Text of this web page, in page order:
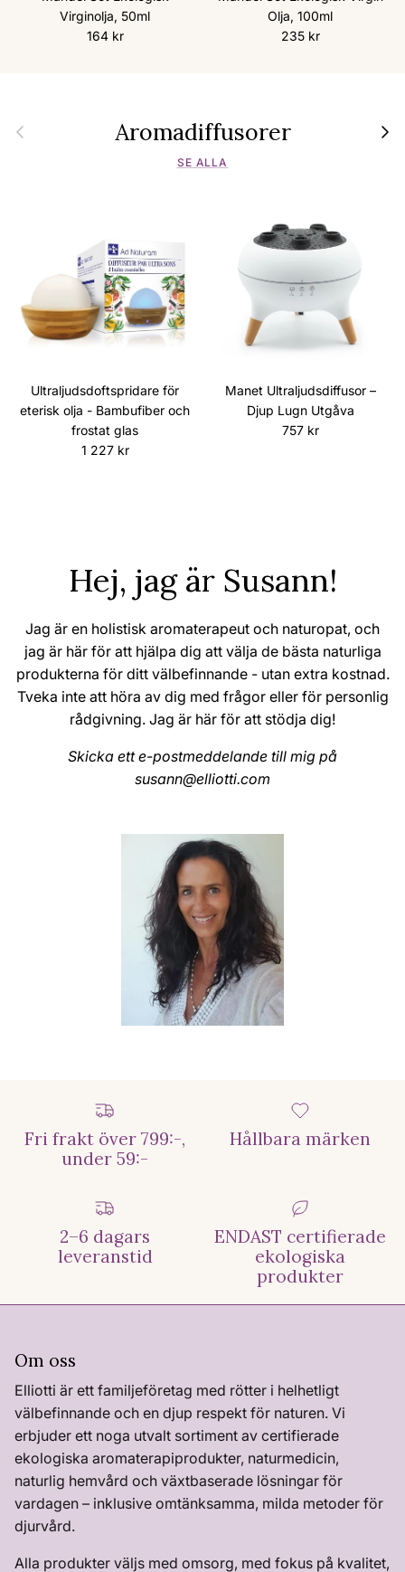
Virginolja, 50ml
Ordinarie pris
164 kr
Olja, 100ml
Ordinarie pris
235 kr
Föregående Aromadiffusorer Nästa
SE ALLA
Ultraljudsdoftspridare för
eterisk olja - Bambufiber och
frostat glas
Ordinarie pris
1 227 kr
Manet Ultraljudsdiffusor –
Djup Lugn Utgåva
Ordinarie pris
757 kr
Hej, jag är Susann!
Jag är en holistisk aromaterapeut och naturopat, och
jag är här för att hjälpa dig att välja de bästa naturliga
produkterna för ditt välbefinnande - utan extra kostnad.
Tveka inte att höra av dig med frågor eller för personlig
rådgivning. Jag är här för att stödja dig!
Skicka ett e-postmeddelande till mig på
susann@elliotti.com
Fri frakt över 799:-,
under 59:-
Hållbara märken
2–6 dagars
leveranstid
ENDAST certifierade
ekologiska
produkter
Om oss
Elliotti är ett familjeföretag med rötter i helhetligt
välbefinnande och en djup respekt för naturen. Vi
erbjuder ett noga utvalt sortiment av certifierade
ekologiska aromaterapiprodukter, naturmedicin,
naturlig hemvård och växtbaserade lösningar för
vardagen – inklusive omtänksamma, milda metoder för
djurvård.
Alla produkter väljs med omsorg, med fokus på kvalitet,